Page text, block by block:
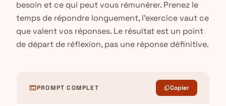
besoin et ce qui peut vous rémunérer. Prenez le
temps de répondre longuement, l'exercice vaut ce
que valent vos réponses. Le résultat est un point
de départ de réflexion, pas une réponse définitive.
terminalPROMPT COMPLET content_copyCopier